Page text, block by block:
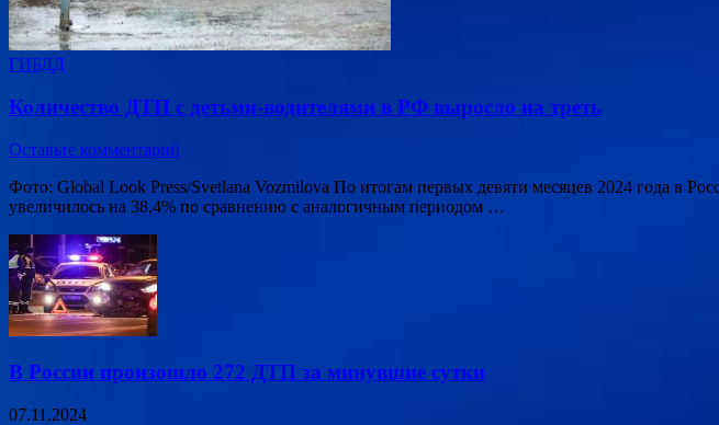
ГИБДД
Количество ДТП с детьми-водителями в РФ выросло на треть
Оставьте комментарий
Фото: Global Look Press/Svetlana Vozmilova По итогам первых девяти месяцев 2024 года в
увеличилось на 38,4% по сравнению с аналогичным периодом …
В России произошло 272 ДТП за минувшие сутки
07.11.2024